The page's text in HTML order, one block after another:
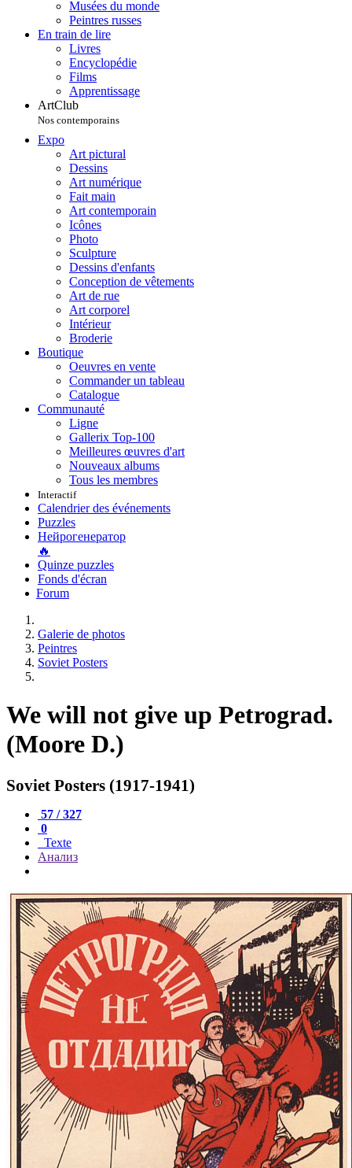
Musées du monde
Peintres russes
En train de lire
Livres
Encyclopédie
Films
Apprentissage
ArtClub
Nos contemporains
Expo
Art pictural
Dessins
Art numérique
Fait main
Art contemporain
Icônes
Photo
Sculpture
Dessins d'enfants
Conception de vêtements
Art de rue
Art corporel
Intérieur
Broderie
Boutique
Oeuvres en vente
Commander un tableau
Catalogue
Communauté
Ligne
Gallerix Top-100
Meilleures œuvres d'art
Nouveaux albums
Tous les membres
Interactif
Calendrier des événements
Puzzles
Нейрогенератор
🔥
Quinze puzzles
Fonds d'écran
Forum
Galerie de photos
Peintres
Soviet Posters
We will not give up Petrograd.
(Moore D.)
Soviet Posters (1917-1941)
57 / 327
0
Texte
Анализ